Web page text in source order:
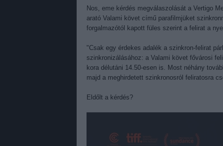
Nos, eme kérdés megválaszolását a Vertigo
arató Valami követ című parafilmjüket
forgalmazótól kapott füles szerint a felirat a
"Csak egy érdekes adalék a szinkron-felirat
szinkronizálásához: a Valami követ fővárosi
kora délutáni 14.50-esen is. Most néhány
majd a meghirdetett szinkronosról feliratosra
Eldőlt a kérdés?